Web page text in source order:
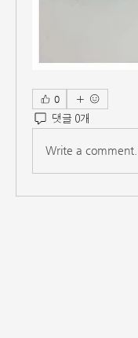
0
댓글 0개
Write a comment...